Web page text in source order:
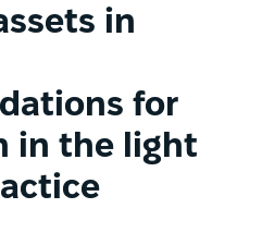
in
for
in the light